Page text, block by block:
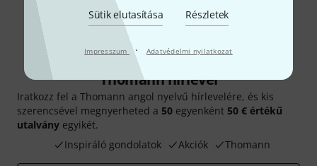
Sütik elutasítása Részletek
Impresszum · Adatvédelmi nyilatkozat
Thomann hírlevél
Iratkozz fel a Thomann angol nyelvű hírlevelére, és kis
szerencsével megnyerheted a 50 egyenként 50 € értékű
utalvány egyikét.
Inspiráló gondolatok
Akciók Thomann